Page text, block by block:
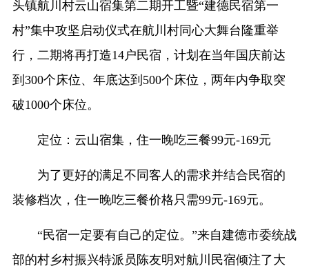
头镇航川村云山宿集第二期开工暨“建德民宿第一
村”集中攻坚启动仪式在航川村同心大舞台隆重举
行，二期将再打造14户民宿，计划在当年国庆前达
到300个床位、年底达到500个床位，两年内争取突
破1000个床位。
定位：云山宿集，住一晚吃三餐99元-169元
为了更好的满足不同客人的需求并结合民宿的
装修档次，住一晚吃三餐价格只需99元-169元。
“民宿一定要有自己的定位。”来自建德市委统战
部的村乡村振兴特派员陈友明对航川民宿倾注了大